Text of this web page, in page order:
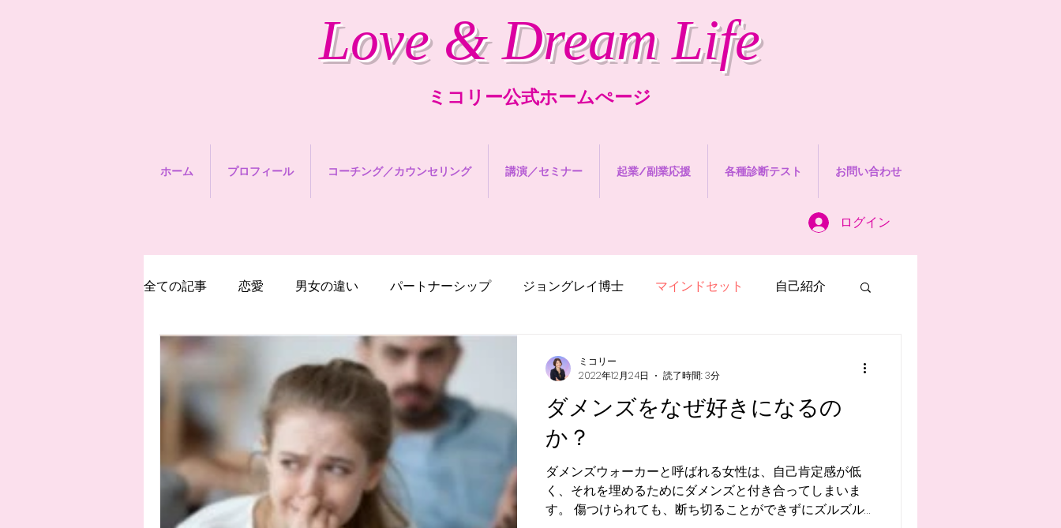
Love & Dream Life
ミコリー公式ホームぺージ
ホーム プロフィール コーチング／カウンセリング 講演／セミナー 起業/副業応援 各種診断テスト お問い合わせ
ログイン
全ての記事 恋愛 男女の違い パートナーシップ ジョングレイ博士 マインドセット 自己紹介
ダメンズをなぜ好きになるの
か？
ダメンズウォーカーと呼ばれる女性は、自己肯定感が低
く、それを埋めるためにダメンズと付き合ってしまいま
す。 傷つけられても、断ち切ることができずにズルズル
ミコリー
2022年12月24日
読了時間: 3分